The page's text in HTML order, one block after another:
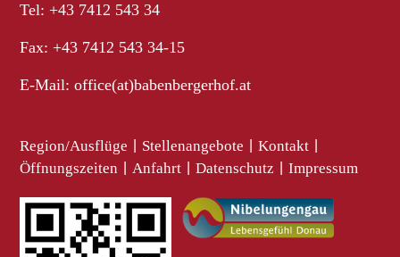
Tel: +43 7412 543 34
Fax: +43 7412 543 34-15
E-Mail:office(at)babenbergerhof.at
Region/Ausflüge Stellenangebote Kontakt
Öffnungszeiten Anfahrt Datenschutz Impressum